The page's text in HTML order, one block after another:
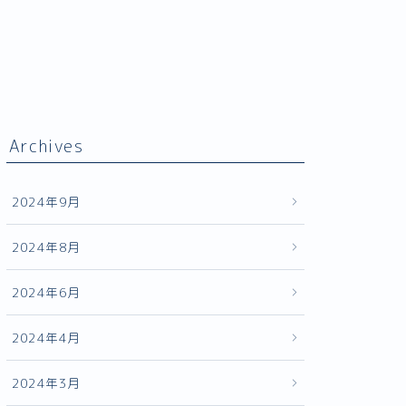
Archives
2024年9月
2024年8月
2024年6月
2024年4月
2024年3月